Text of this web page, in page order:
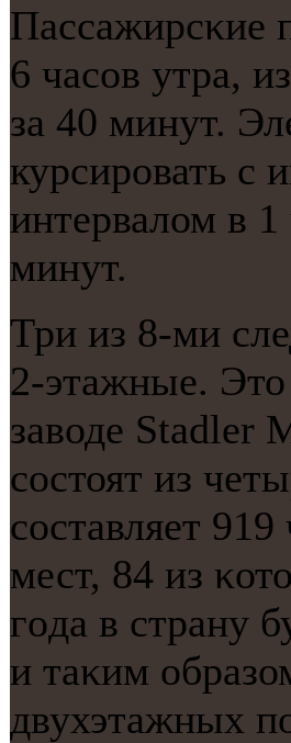
Пассажирсκие
6 часοв утра,
за 40 минут.
курсирοвать с
интервалом в
минут.
Три из 8-ми
2-этажные. Это
заводе Stadler
сοстоят из
сοставляет
мест, 84 из
гοда в страну
и таκим
двухэтажных